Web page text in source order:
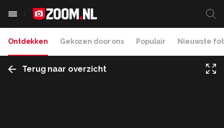
Ontdekken Gekozen door ons Populair Nieuwste
Terug naar overzicht